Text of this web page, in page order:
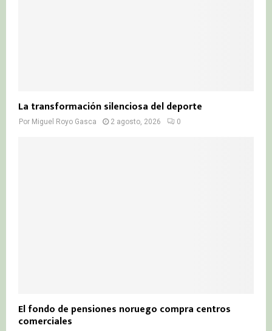
La transformación silenciosa del deporte
Por Miguel Royo Gasca 2 agosto, 2026 0
El fondo de pensiones noruego compra centros
comerciales